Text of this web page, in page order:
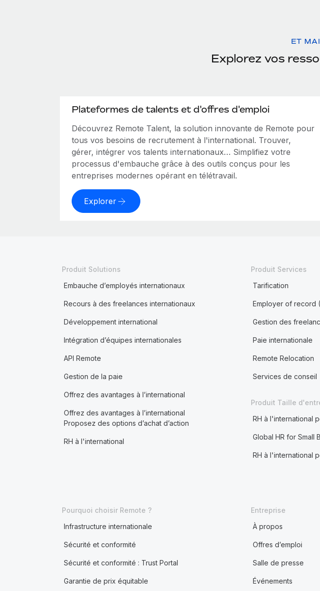
ET
Explorez vos
Plateformes de talents et d'offres d'emploi
Découvrez Remote Talent, la solution innovante de Remote pour
tous vos besoins de recrutement à l'international. Trouver,
gérer, intégrer vos talents internationaux… Simplifiez votre
processus d'embauche grâce à des outils conçus pour les
entreprises modernes opérant en télétravail.
Explorer
Produit Solutions
Embauche d’employés internationaux
Recours à des freelances internationaux
Développement international
Intégration d’équipes internationales
API Remote
Gestion de la paie
Offrez des avantages à l’international
Offrez des avantages à l’international
Proposez des options d’achat d’action
RH à l'international
Produit Services
Tarification
Employer of record
Gestion des
Paie internationale
Remote Relocation
Services de conseil
Produit Taille
RH à l'international
Global HR for Small
RH à l'international
Pourquoi choisir Remote ?
Infrastructure internationale
Sécurité et conformité
Sécurité et conformité : Trust Portal
Garantie de prix équitable
Entreprise
À propos
Offres d’emploi
Salle de presse
Événements